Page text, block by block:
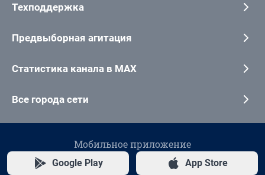
Техподдержка
Предвыборная агитация
Статистика канала в MAX
Все города сети
Мобильное приложение
Google Play App Store